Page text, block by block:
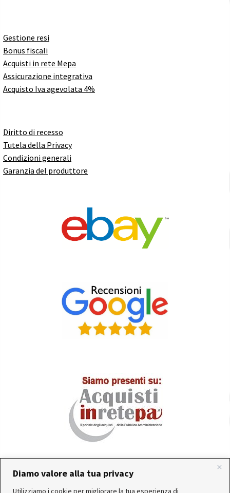
Diamo valore alla tua privacy
Utilizziamo i cookie per migliorare la tua esperienza di
In occasione delle FERIE ESTIVE, alcune aziende
Gestione resi
Bonus fiscali
Acquisti in rete Mepa
Assicurazione integrativa
Acquisto Iva agevolata 4%
Diritto di recesso
Tutela della Privacy
Condizioni generali
Garanzia del produttore